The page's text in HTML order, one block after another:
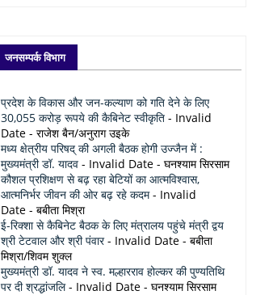
जनसम्पर्क विभाग
प्रदेश के विकास और जन-कल्याण को गति देने के लिए
30,055 करोड़ रूपये की कैबिनेट स्वीकृति - Invalid
Date - राजेश बैन/अनुराग उइके
मध्य क्षेत्रीय परिषद् की अगली बैठक होगी उज्जैन में :
मुख्यमंत्री डॉ. यादव - Invalid Date - घनश्याम सिरसाम
कौशल प्रशिक्षण से बढ़ रहा बेटियों का आत्मविश्वास,
आत्मनिर्भर जीवन की ओर बढ़ रहे कदम- Invalid
Date - बबीता मिश्रा
ई-रिक्शा से कैबिनेट बैठक के लिए मंत्रालय पहुंचे मंत्री द्वय
श्री टेटवाल और श्री पंवार- Invalid Date - बबीता
मिश्रा/शिवम शुक्ल
मुख्यमंत्री डॉ. यादव ने स्व. मल्हारराव होल्कर की पुण्यतिथि
पर दी श्रद्धांजलि- Invalid Date - घनश्याम सिरसाम